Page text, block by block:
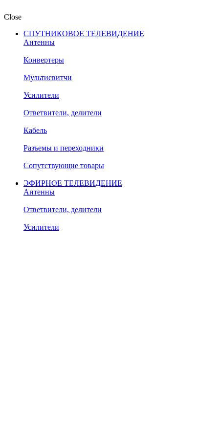
Close
СПУТНИКОВОЕ ТЕЛЕВИДЕНИЕ
Антенны
Конвертеры
Мультисвитчи
Усилители
Ответвители, делители
Кабель
Разъемы и переходники
Сопутствующие товары
ЭФИРНОЕ ТЕЛЕВИДЕНИЕ
Антенны
Ответвители, делители
Усилители